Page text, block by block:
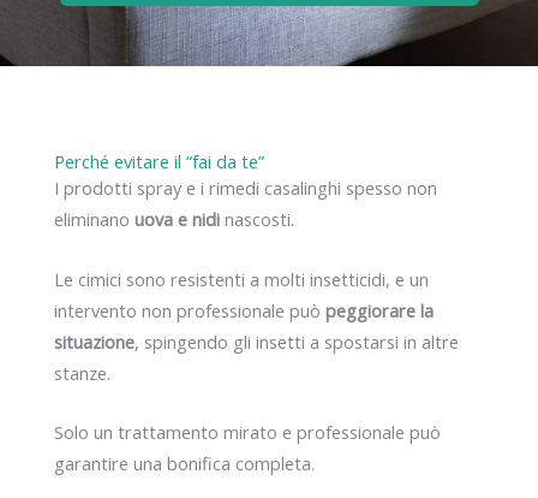
Perché evitare il “fai da te”
I prodotti spray e i rimedi casalinghi spesso non
eliminano uova e nidi nascosti.
Le cimici sono resistenti a molti insetticidi, e un
intervento non professionale può peggiorare la
situazione, spingendo gli insetti a spostarsi in altre
stanze.
Solo un trattamento mirato e professionale può
garantire una bonifica completa.